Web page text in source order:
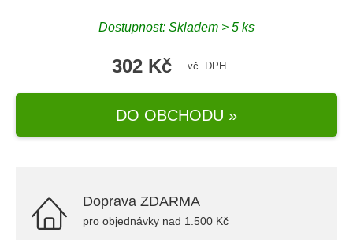
Dostupnost: Skladem > 5 ks
302 Kč vč. DPH
DO OBCHODU »
Doprava ZDARMA
pro objednávky nad 1.500 Kč